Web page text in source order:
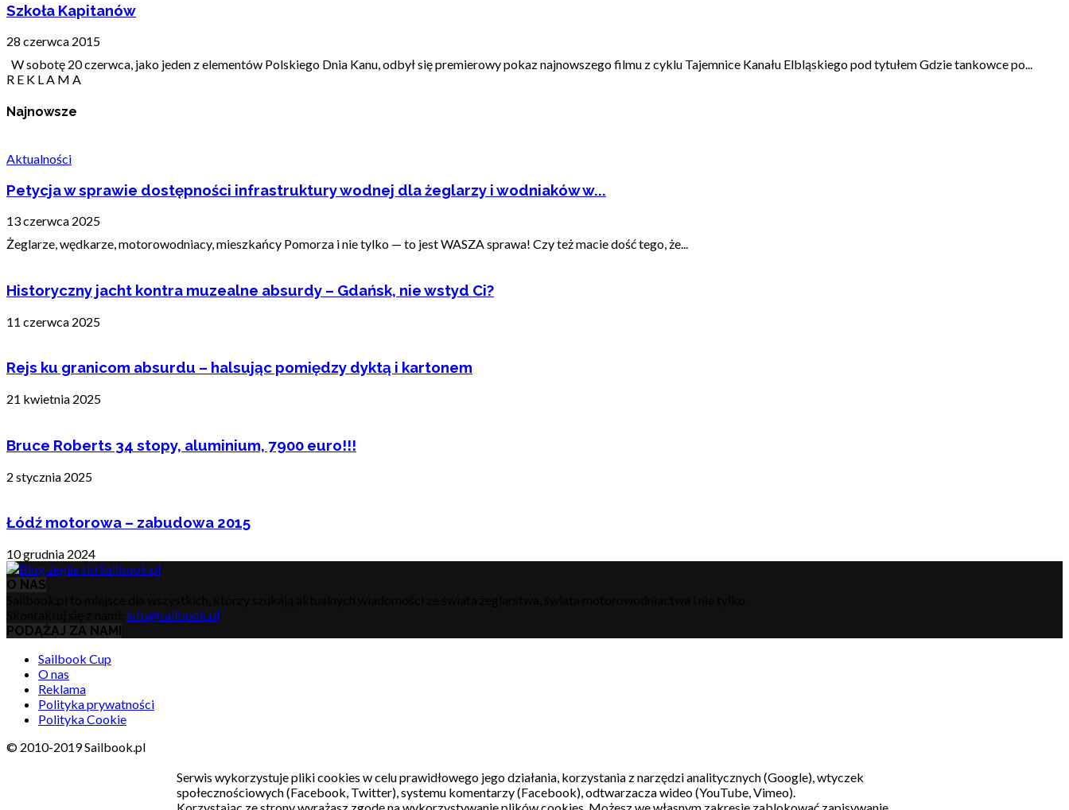
Szkoła Kapitanów
28 czerwca 2015
W sobotę 20 czerwca, jako jeden z elementów Polskiego Dnia Kanu, odbył się premierowy pokaz najnowszego filmu z cyklu Tajemnice Kanału Elbląskiego pod tytułem Gdzie tankowce po...
R E K L A M A
Najnowsze
Aktualności
Petycja w sprawie dostępności infrastruktury wodnej dla żeglarzy i wodniaków w...
13 czerwca 2025
Żeglarze, wędkarze, motorowodniacy, mieszkańcy Pomorza i nie tylko — to jest WASZA sprawa! Czy też macie dość tego, że...
Historyczny jacht kontra muzealne absurdy – Gdańsk, nie wstyd Ci?
11 czerwca 2025
Rejs ku granicom absurdu – halsując pomiędzy dyktą i kartonem
21 kwietnia 2025
Bruce Roberts 34 stopy, aluminium, 7900 euro!!!
2 stycznia 2025
Łódź motorowa – zabudowa 2015
10 grudnia 2024
O NAS
info@sailbook.pl
PODĄŻAJ ZA NAMI
Sailbook Cup
O nas
Reklama
Polityka prywatności
Polityka Cookie
© 2010-2019 Sailbook.pl
Serwis wykorzystuje pliki cookies w celu prawidłowego jego działania, korzystania z narzędzi analitycznych (Google), wtyczek
społecznościowych (Facebook, Twitter), systemu komentarzy (Facebook), odtwarzacza wideo (YouTube, Vimeo).